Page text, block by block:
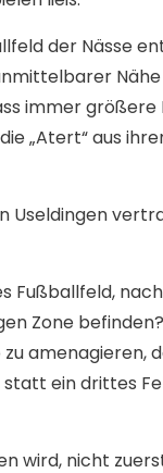
der Nässe
immer größere
„Atert“ aus
Useldingen
Fußballfeld,
Zone
amenagieren,
statt ein drittes
wird, nicht